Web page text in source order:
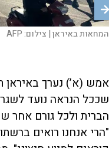
מהומות באיראן | צילום:צילום
המחאות באיראן, סוף דצמבר 25 |
המחאות באיראן | צילום:AFP
מיליציות פרו-איראניות בעיראק |
המחאות בטהרן, איראן – השבוע |
המחאות בטהרן, איראן | צילום:
אמש (א’) נערך באיראן
שככל הנראה נועד
הברית ולכל גורם אחר
"הרי אנחנו רואים